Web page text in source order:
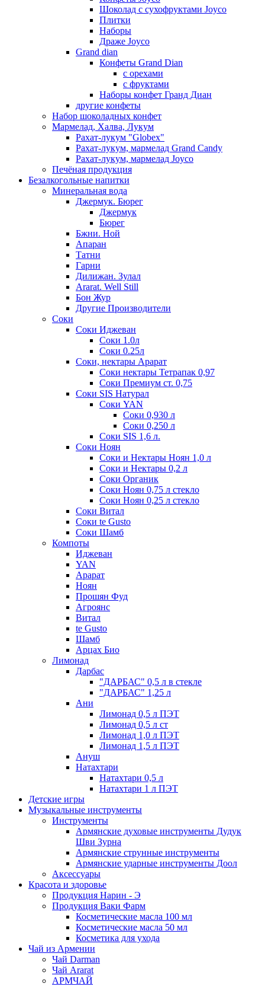
Шоколад с сухофруктами Joyco
Плитки
Наборы
Драже Joyco
Grand dian
Конфеты Grand Dian
с орехами
с фруктами
Наборы конфет Гранд Диан
другие конфеты
Набор шоколадных конфет
Мармелад, Халва, Лукум
Рахат-лукум "Globex"
Рахат-лукум, мармелад Grand Candy
Рахат-лукум, мармелад Joyco
Печёная продукция
Безалкогольные напитки
Минеральная вода
Джермук. Бюрег
Джермук
Бюрег
Бжни. Ной
Апаран
Татни
Гарни
Дилижан. Зулал
Ararat. Well Still
Бон Жур
Другие Производители
Соки
Соки Иджеван
Соки 1.0л
Соки 0.25л
Соки, нектары Арарат
Соки нектары Тетрапак 0,97
Соки Премиум ст. 0,75
Соки SIS Натурал
Соки YAN
Соки 0,930 л
Соки 0,250 л
Соки SIS 1,6 л.
Соки Ноян
Соки и Нектары Ноян 1,0 л
Соки и Нектары 0,2 л
Соки Органик
Соки Ноян 0,75 л стекло
Соки Ноян 0,25 л стекло
Соки Витал
Соки te Gusto
Соки Шамб
Компоты
Иджеван
YAN
Арарат
Ноян
Прошян Фуд
Агроянс
Витал
te Gusto
Шамб
Арцах Био
Лимонад
Дарбас
"ДАРБАС" 0,5 л в стекле
"ДАРБАС" 1,25 л
Ани
Лимонад 0,5 л ПЭТ
Лимонад 0,5 л ст
Лимонад 1,0 л ПЭТ
Лимонад 1,5 л ПЭТ
Ануш
Натахтари
Натахтари 0,5 л
Натахтари 1 л ПЭТ
Детские игры
Музыкальные инструменты
Инструменты
Армянские духовые инструменты Дудук
Шви Зурна
Армянские струнные инструменты
Армянские ударные инструменты Доол
Аксессуары
Красота и здоровье
Продукция Нарин - Э
Продукция Ваки Фарм
Косметические масла 100 мл
Косметические масла 50 мл
Косметика для ухода
Чай из Армении
Чай Darman
Чай Ararat
АРМЧАЙ